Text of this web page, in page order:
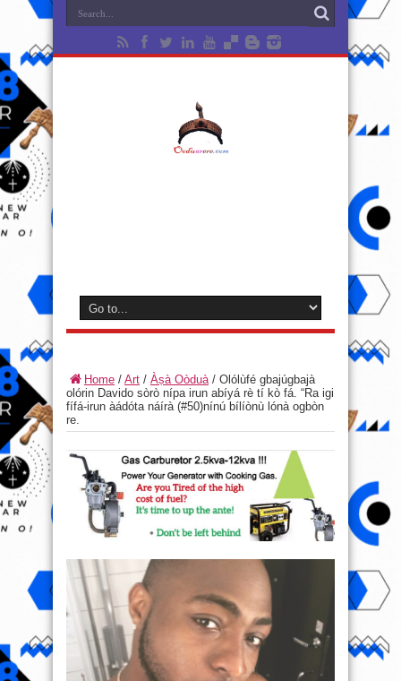
Home / Art / Àṣà Oòduà/ Olólùfé gbajúgbajà
olórin Davido sòrò nípa irun abíyá rè tí kò fá. “Ra igi
fífá-irun àádóta náírà (#50)nínú bílíònù lónà ogbòn
re.